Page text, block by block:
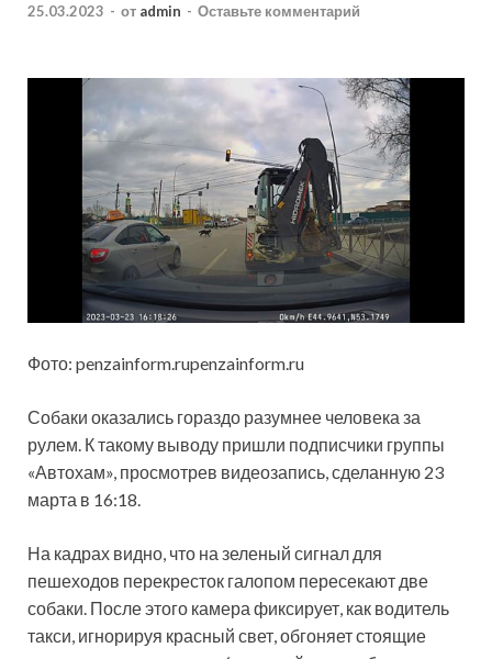
25.03.2023 - от admin - Оставьте комментарий
Фото: penzainform.rupenzainform.ru
Собаки оказались гораздо разумнее человека за
рулем. К такому выводу пришли подписчики группы
«Автохам», просмотрев видеозапись, сделанную 23
марта в 16:18.
На кадрах видно, что на зеленый сигнал для
пешеходов перекресток галопом пересекают две
собаки. После этого камера фиксирует, как водитель
такси, игнорируя красный свет, обгоняет стоящие